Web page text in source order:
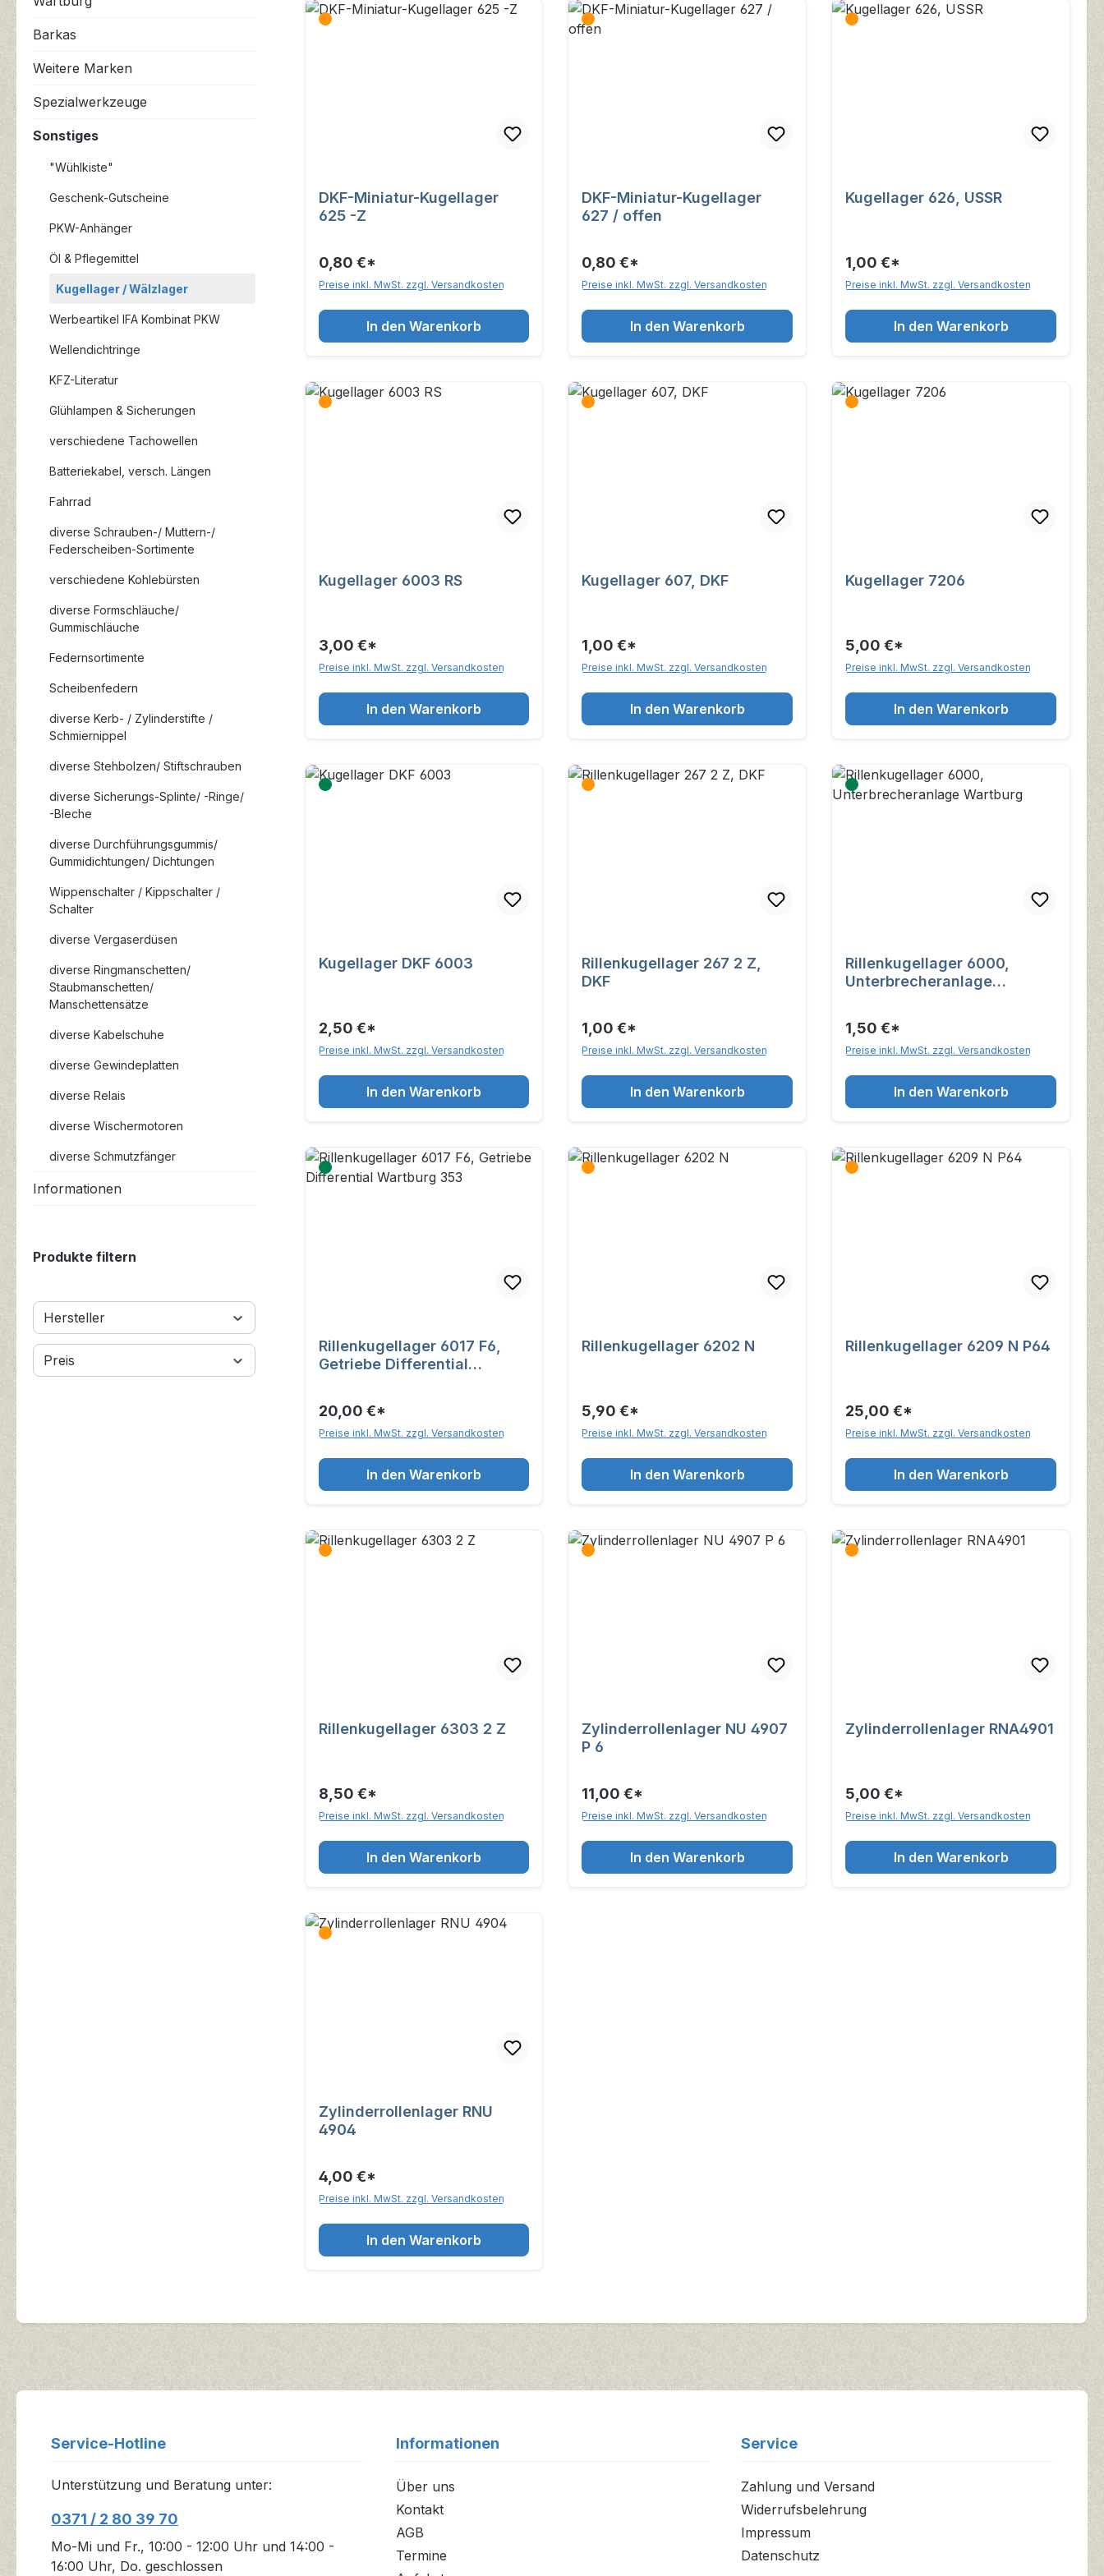
Barkas
Weitere Marken
Spezialwerkzeuge
Sonstiges
"Wühlkiste"
Geschenk-Gutscheine
PKW-Anhänger
Öl & Pflegemittel
Kugellager / Wälzlager
Werbeartikel IFA Kombinat PKW
Wellendichtringe
KFZ-Literatur
Glühlampen & Sicherungen
verschiedene Tachowellen
Batteriekabel, versch. Längen
Fahrrad
diverse Schrauben-/ Muttern-/
Federscheiben-Sortimente
verschiedene Kohlebürsten
diverse Formschläuche/
Gummischläuche
Federnsortimente
Scheibenfedern
diverse Kerb- / Zylinderstifte /
Schmiernippel
diverse Stehbolzen/ Stiftschrauben
diverse Sicherungs-Splinte/ -Ringe/
-Bleche
diverse Durchführungsgummis/
Gummidichtungen/ Dichtungen
Wippenschalter / Kippschalter /
Schalter
diverse Vergaserdüsen
diverse Ringmanschetten/
Staubmanschetten/
Manschettensätze
diverse Kabelschuhe
diverse Gewindeplatten
diverse Relais
diverse Wischermotoren
diverse Schmutzfänger
Informationen
Produkte filtern
Hersteller
Preis
DKF-Miniatur-Kugellager
625 -Z
0,80 €*
Preise inkl. MwSt. zzgl. Versandkosten
In den Warenkorb
DKF-Miniatur-Kugellager
627 / offen
0,80 €*
Preise inkl. MwSt. zzgl. Versandkosten
In den Warenkorb
Kugellager 626, USSR
1,00 €*
Preise inkl. MwSt. zzgl. Versandkosten
In den Warenkorb
Kugellager 6003 RS
3,00 €*
Preise inkl. MwSt. zzgl. Versandkosten
In den Warenkorb
Kugellager 607, DKF
1,00 €*
Preise inkl. MwSt. zzgl. Versandkosten
In den Warenkorb
Kugellager 7206
5,00 €*
Preise inkl. MwSt. zzgl. Versandkosten
In den Warenkorb
Kugellager DKF 6003
2,50 €*
Preise inkl. MwSt. zzgl. Versandkosten
In den Warenkorb
Rillenkugellager 267 2 Z,
DKF
1,00 €*
Preise inkl. MwSt. zzgl. Versandkosten
In den Warenkorb
Rillenkugellager 6000,
Unterbrecheranlage
1,50 €*
Preise inkl. MwSt. zzgl. Versandkosten
In den Warenkorb
Rillenkugellager 6017 F6,
Getriebe Differential
20,00 €*
Preise inkl. MwSt. zzgl. Versandkosten
In den Warenkorb
Rillenkugellager 6202 N
5,90 €*
Preise inkl. MwSt. zzgl. Versandkosten
In den Warenkorb
Rillenkugellager 6209 N P64
25,00 €*
Preise inkl. MwSt. zzgl. Versandkosten
In den Warenkorb
Rillenkugellager 6303 2 Z
8,50 €*
Preise inkl. MwSt. zzgl. Versandkosten
In den Warenkorb
Zylinderrollenlager NU 4907
P 6
11,00 €*
Preise inkl. MwSt. zzgl. Versandkosten
In den Warenkorb
Zylinderrollenlager RNA4901
5,00 €*
Preise inkl. MwSt. zzgl. Versandkosten
In den Warenkorb
Zylinderrollenlager RNU
4904
4,00 €*
Preise inkl. MwSt. zzgl. Versandkosten
In den Warenkorb
Service-Hotline
Unterstützung und Beratung unter:
0371 / 2 80 39 70
Mo-Mi und Fr., 10:00 - 12:00 Uhr und 14:00 -
16:00 Uhr, Do. geschlossen
Informationen
Über uns
Kontakt
AGB
Termine
Service
Zahlung und Versand
Widerrufsbelehrung
Impressum
Datenschutz